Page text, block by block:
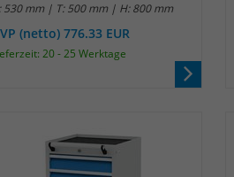
530 mm | T: 500 mm | H: 800 mm
(netto) 776.33 EUR
20 - 25 Werktage
um temporär